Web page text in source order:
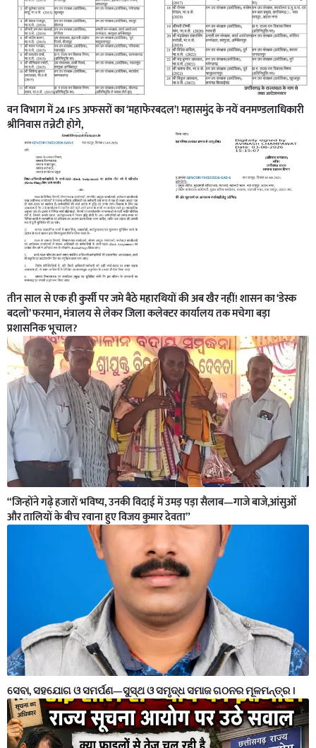
वन विभाग में 24 IFS अफसरों का ‘महाफेरबदल’! महासमुंद के नयें वनमण्डलाधिकारी
श्रीनिवास तन्नेटी होगे,
तीन साल से एक ही कुर्सी पर जमे बैठे महारथियों की अब खैर नहीं! शासन का ‘डेस्क
बदलो’ फरमान, मंत्रालय से लेकर जिला कलेक्टर कार्यालय तक मचेगा बड़ा
प्रशासनिक भूचाल?
“जिन्होंने गढ़े हजारों भविष्य, उनकी विदाई में उमड़ पड़ा सैलाब—गाजे बाजे,आंसुओं
और तालियों के बीच रवाना हुए विजय कुमार देवता”
ସେବା, ସହଯୋଗ ଓ ସମର୍ପଣ—ସୁସ୍ଥ ଓ ସମୃଦ୍ଧ ସମାଜ ଗଠନର ମୂଳମନ୍ତ୍ର ।